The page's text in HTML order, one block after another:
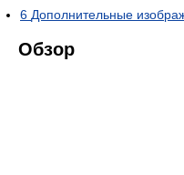
6 Дополнительные
Обзор